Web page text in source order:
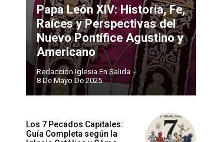
Papa León XIV: Historia, Fe,
Raíces y Perspectivas del
Nuevo Pontífice Agustino y
Americano
Redacción Iglesia En Salida -
8 De Mayo De 2025
Los 7 Pecados Capitales:
Guía Completa según la